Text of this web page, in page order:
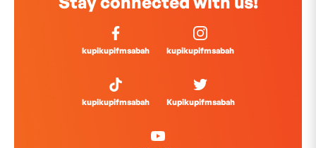
kupikupifmsabah kupikupifmsabah
kupikupifmsabah Kupikupifmsabah